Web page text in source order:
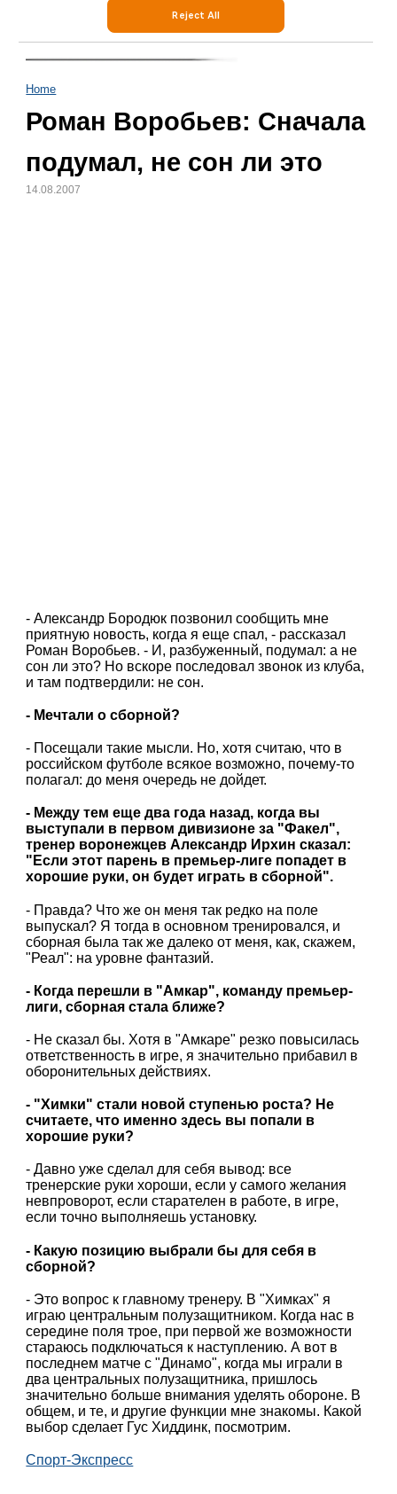
Home
Роман Воробьев: Сначала
подумал, не сон ли это
14.08.2007
- Александр Бородюк позвонил сообщить мне
приятную новость, когда я еще спал, - рассказал
Роман Воробьев. - И, разбуженный, подумал: а не
сон ли это? Но вскоре последовал звонок из клуба,
и там подтвердили: не сон.
- Мечтали о сборной?
- Посещали такие мысли. Но, хотя считаю, что в
российском футболе всякое возможно, почему-то
полагал: до меня очередь не дойдет.
- Между тем еще два года назад, когда вы
выступали в первом дивизионе за "Факел",
тренер воронежцев Александр Ирхин сказал:
"Если этот парень в премьер-лиге попадет в
хорошие руки, он будет играть в сборной".
- Правда? Что же он меня так редко на поле
выпускал? Я тогда в основном тренировался, и
сборная была так же далеко от меня, как, скажем,
"Реал": на уровне фантазий.
- Когда перешли в "Амкар", команду премьер-
лиги, сборная стала ближе?
- Не сказал бы. Хотя в "Амкаре" резко повысилась
ответственность в игре, я значительно прибавил в
оборонительных действиях.
- "Химки" стали новой ступенью роста? Не
считаете, что именно здесь вы попали в
хорошие руки?
- Давно уже сделал для себя вывод: все
тренерские руки хороши, если у самого желания
невпроворот, если старателен в работе, в игре,
если точно выполняешь установку.
- Какую позицию выбрали бы для себя в
сборной?
- Это вопрос к главному тренеру. В "Химках" я
играю центральным полузащитником. Когда нас в
середине поля трое, при первой же возможности
стараюсь подключаться к наступлению. А вот в
последнем матче с "Динамо", когда мы играли в
два центральных полузащитника, пришлось
значительно больше внимания уделять обороне. В
общем, и те, и другие функции мне знакомы. Какой
выбор сделает Гус Хиддинк, посмотрим.
Спорт-Экспресс